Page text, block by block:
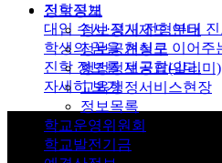
정보공개
정보공개제도 안내
정보공개청구
행정정보공표(알리미)
교육행정서비스현장
정보목록
학교운영위원회
학교발전기금
진학정보
대입 수시·정시 전형부터 진
학생의 꿈을 현실로 이어주
진학 정보를 제공합니다.
자세히 보기